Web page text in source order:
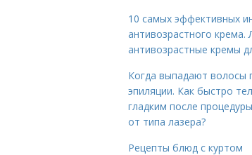
10 самых эффективных
антивозрастного крема.
антивозрастные кремы
Когда выпадают волосы
эпиляции. Как быстро
гладким после
от типа лазера?
Рецепты блюд с куртом